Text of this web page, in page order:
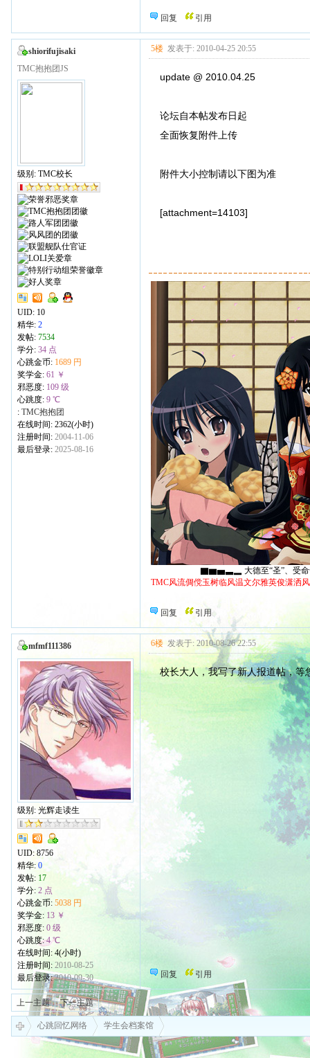
回复 引用
shiorifujisaki
TMC抱抱团JS
级别: TMC校长
UID: 10
精华: 2
发帖: 7534
学分: 34 点
心跳金币: 1689 円
奖学金: 61 ￥
邪恶度: 109 级
心跳度: 9 ℃
: TMC抱抱团
在线时间: 2362(小时)
注册时间: 2004-11-06
最后登录: 2025-08-16
5楼 发表于: 2010-04-25 20:55
update @ 2010.04.25
论坛自本帖发布日起
全面恢复附件上传
附件大小控制请以下图为准
[attachment=14103]
▇▆▅▃▂ 大德至“圣”、受命于“
TMC风流倜傥玉树临风温文尔雅英俊潇洒
回复 引用
mfmf111386
级别: 光辉走读生
UID: 8756
精华:0
发帖: 17
学分: 2 点
心跳金币: 5038 円
奖学金: 13 ￥
邪恶度: 0 级
心跳度:4 ℃
在线时间: 4(小时)
注册时间: 2010-08-25
最后登录:2010-09-30
6楼 发表于: 2010-08-26 22:55
校长大人，我写了新人报道帖，
回复 引用
上一主题 下一主题
心跳回忆网络 学生会档案馆